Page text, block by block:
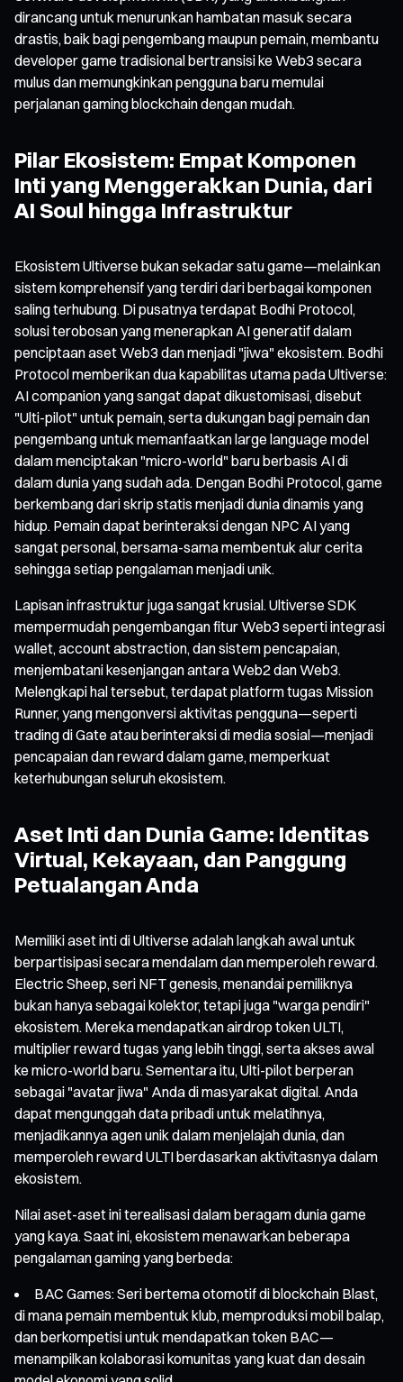
dirancang untuk menurunkan hambatan masuk secara
drastis, baik bagi pengembang maupun pemain, membantu
developer game tradisional bertransisi ke Web3 secara
mulus dan memungkinkan pengguna baru memulai
perjalanan gaming blockchain dengan mudah.
Pilar Ekosistem: Empat Komponen
Inti yang Menggerakkan Dunia, dari
AI Soul hingga Infrastruktur
Ekosistem Ultiverse bukan sekadar satu game—melainkan
sistem komprehensif yang terdiri dari berbagai komponen
saling terhubung. Di pusatnya terdapat Bodhi Protocol,
solusi terobosan yang menerapkan AI generatif dalam
penciptaan aset Web3 dan menjadi "jiwa" ekosistem. Bodhi
Protocol memberikan dua kapabilitas utama pada Ultiverse:
AI companion yang sangat dapat dikustomisasi, disebut
"Ulti-pilot" untuk pemain, serta dukungan bagi pemain dan
pengembang untuk memanfaatkan large language model
dalam menciptakan "micro-world" baru berbasis AI di
dalam dunia yang sudah ada. Dengan Bodhi Protocol, game
berkembang dari skrip statis menjadi dunia dinamis yang
hidup. Pemain dapat berinteraksi dengan NPC AI yang
sangat personal, bersama-sama membentuk alur cerita
sehingga setiap pengalaman menjadi unik.
Lapisan infrastruktur juga sangat krusial. Ultiverse SDK
mempermudah pengembangan fitur Web3 seperti integrasi
wallet, account abstraction, dan sistem pencapaian,
menjembatani kesenjangan antara Web2 dan Web3.
Melengkapi hal tersebut, terdapat platform tugas Mission
Runner, yang mengonversi aktivitas pengguna—seperti
trading di Gate atau berinteraksi di media sosial—menjadi
pencapaian dan reward dalam game, memperkuat
keterhubungan seluruh ekosistem.
Aset Inti dan Dunia Game: Identitas
Virtual, Kekayaan, dan Panggung
Petualangan Anda
Memiliki aset inti di Ultiverse adalah langkah awal untuk
berpartisipasi secara mendalam dan memperoleh reward.
Electric Sheep, seri NFT genesis, menandai pemiliknya
bukan hanya sebagai kolektor, tetapi juga "warga pendiri"
ekosistem. Mereka mendapatkan airdrop token ULTI,
multiplier reward tugas yang lebih tinggi, serta akses awal
ke micro-world baru. Sementara itu, Ulti-pilot berperan
sebagai "avatar jiwa" Anda di masyarakat digital. Anda
dapat mengunggah data pribadi untuk melatihnya,
menjadikannya agen unik dalam menjelajah dunia, dan
memperoleh reward ULTI berdasarkan aktivitasnya dalam
ekosistem.
Nilai aset-aset ini terealisasi dalam beragam dunia game
yang kaya. Saat ini, ekosistem menawarkan beberapa
pengalaman gaming yang berbeda:
BAC Games: Seri bertema otomotif di blockchain Blast,
di mana pemain membentuk klub, memproduksi mobil balap,
dan berkompetisi untuk mendapatkan token BAC—
menampilkan kolaborasi komunitas yang kuat dan desain